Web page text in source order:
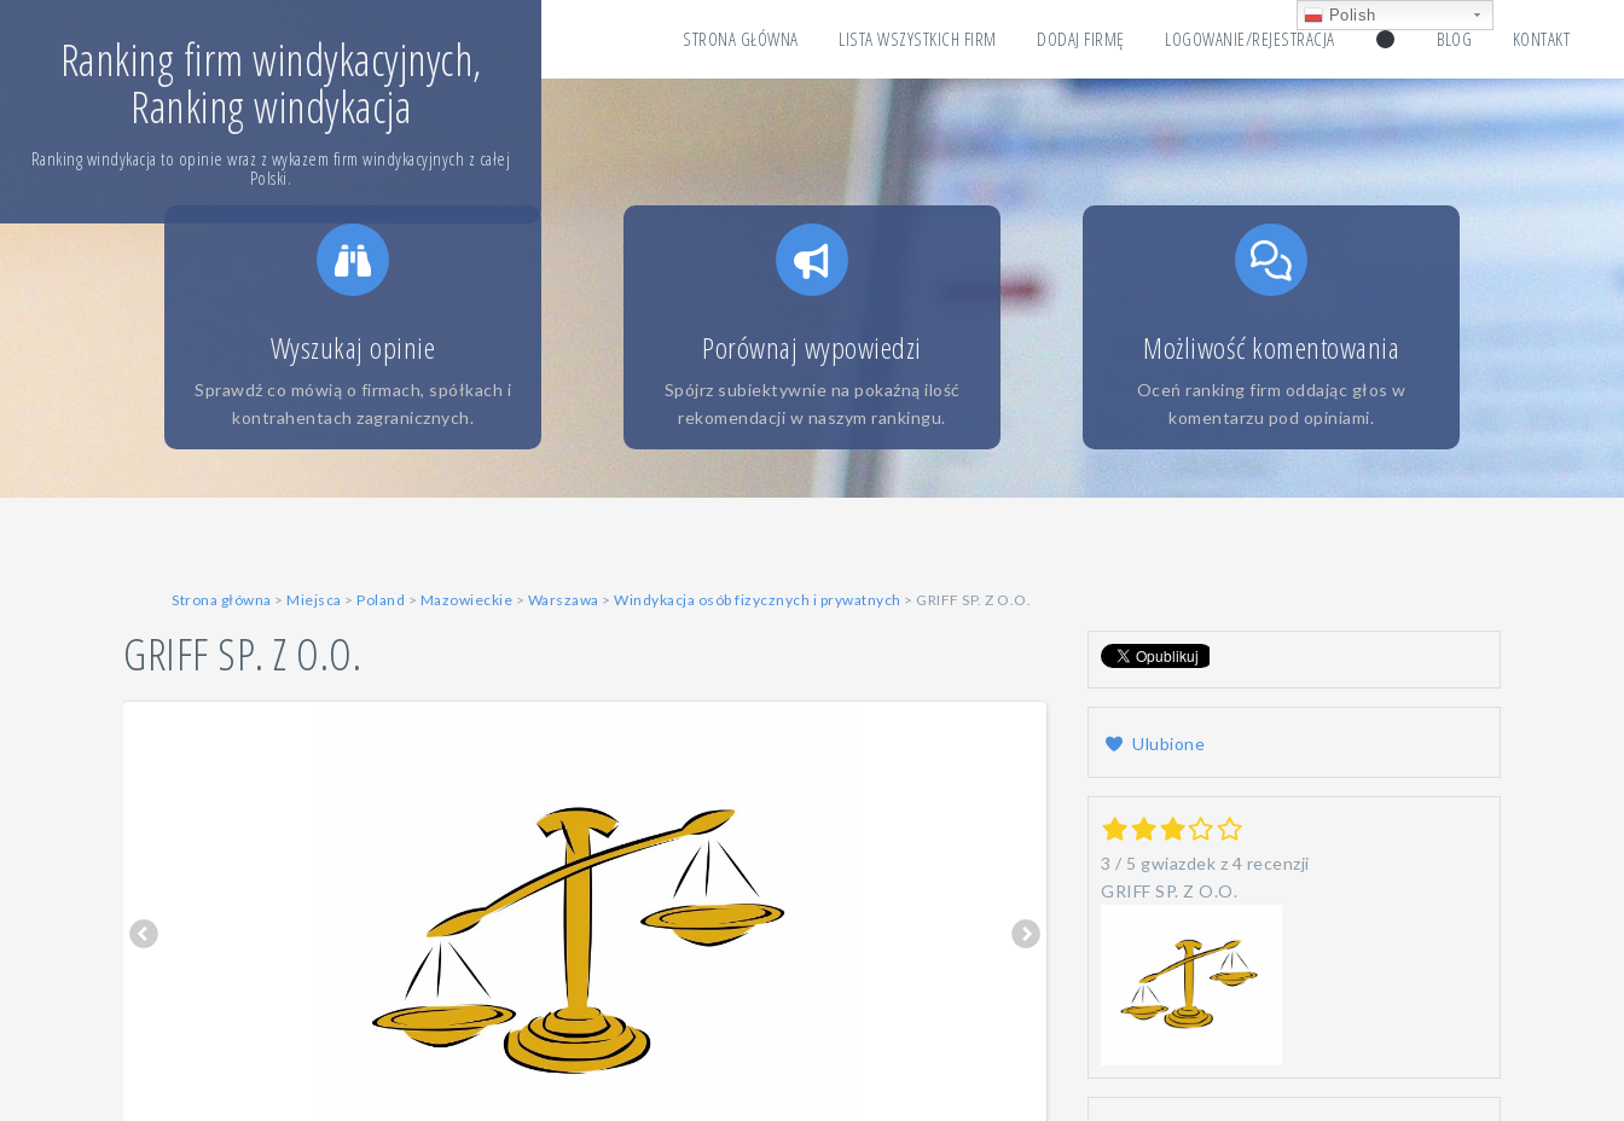
Ranking firm windykacyjnych,
Ranking windykacja
Ranking windykacja to opinie wraz z wykazem firm windykacyjnych z całej
Polski.
STRONA GŁÓWNA LISTA WSZYSTKICH FIRM DODAJ FIRMĘ LOGOWANIE/REJESTRACJA BLOG KONTAKT
Wyszukaj opinie
Sprawdź co mówią o firmach, spółkach i
kontrahentach zagranicznych.
Porównaj wypowiedzi
Spójrz subiektywnie na pokaźną ilość
rekomendacji w naszym rankingu.
Możliwość komentowania
Oceń ranking firm oddając głos w
komentarzu pod opiniami.
Strona główna > Miejsca > Poland > Mazowieckie > Warszawa > Windykacja osób fizycznych i prywatnych > GRIFF SP. Z O.O.
GRIFF SP. Z O.O.
Ulubione
3 / 5 gwiazdek z 4 recenzji
GRIFF SP. Z O.O.
Polish